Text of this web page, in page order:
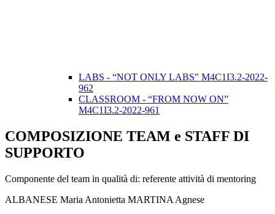
LABS - “NOT ONLY LABS" M4C1I3.2-2022-
962
CLASSROOM - “FROM NOW ON”
M4C1I3.2-2022-961
COMPOSIZIONE TEAM e STAFF DI
SUPPORTO
Componente del team in qualità di: referente attività di mentoring
ALBANESE Maria Antonietta MARTINA Agnese